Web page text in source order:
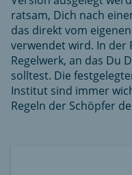
ratsam, Dich nach
das direkt vom
verwendet wird. In der
Regelwerk, an das Du
solltest. Die
Institut sind immer
Regeln der Schöpfer